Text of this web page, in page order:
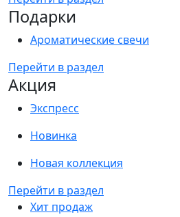
Подарки
Ароматические свечи
Перейти в раздел
Акция
Экспресс
Новинка
Новая коллекция
Перейти в раздел
Хит продаж